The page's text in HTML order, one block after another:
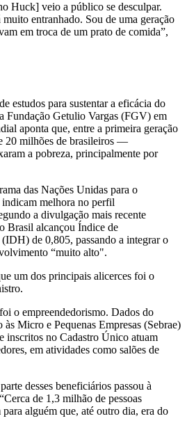
Huck] veio a público se desculpar.
entranhado. Sou de uma geração
em troca de um prato de comida”,
estudos para sustentar a eficácia do
Fundação Getulio Vargas (FGV) em
aponta que, entre a primeira geração
20 milhões de brasileiros —
a pobreza, principalmente por
das Nações Unidas para o
melhora no perfil
a divulgação mais recente
Brasil alcançou Índice de
de 0,805, passando a integrar o
“muito alto".
um dos principais alicerces foi o
o empreendedorismo. Dados do
Micro e Pequenas Empresas (Sebrae)
inscritos no Cadastro Único atuam
em atividades como salões de
desses beneficiários passou à
de 1,3 milhão de pessoas
alguém que, até outro dia, era do